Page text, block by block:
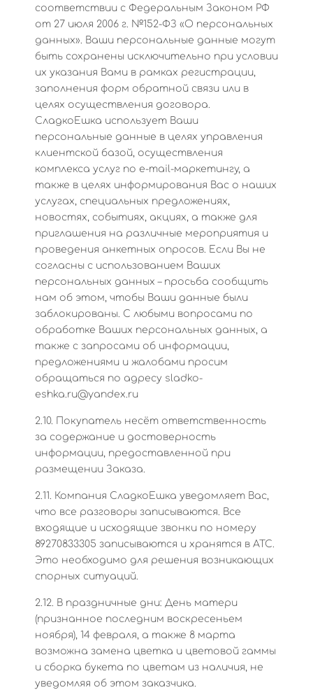
соответствии с Федеральным Законом РФ
от 27 июля 2006 г. №152-ФЗ «О персональных
данных». Ваши персональные данные могут
быть сохранены исключительно при условии
их указания Вами в рамках регистрации,
заполнения форм обратной связи или в
целях осуществления договора.
СладкоЕшка использует Ваши
персональные данные в целях управления
клиентской базой, осуществления
комплекса услуг по e-mail-маркетингу, а
также в целях информирования Вас о наших
услугах, специальных предложениях,
новостях, событиях, акциях, а также для
приглашения на различные мероприятия и
проведения анкетных опросов. Если Вы не
согласны с использованием Ваших
персональных данных – просьба сообщить
нам об этом, чтобы Ваши данные были
заблокированы. С любыми вопросами по
обработке Ваших персональных данных, а
также с запросами об информации,
предложениями и жалобами просим
обращаться по адресу sladko-
eshka.ru@yandex.ru
2.10. Покупатель несёт ответственность
за содержание и достоверность
информации, предоставленной при
размещении Заказа.
2.11. Компания СладкоЕшка уведомляет Вас,
что все разговоры записываются. Все
входящие и исходящие звонки по номеру
89270833305 записываются и хранятся в АТС.
Это необходимо для решения возникающих
спорных ситуаций.
2.12. В праздничные дни: День матери
(признанное последним воскресеньем
ноября), 14 февраля, а также 8 марта
возможна замена цветка и цветовой гаммы
и сборка букета по цветам из наличия, не
уведомляя об этом заказчика.